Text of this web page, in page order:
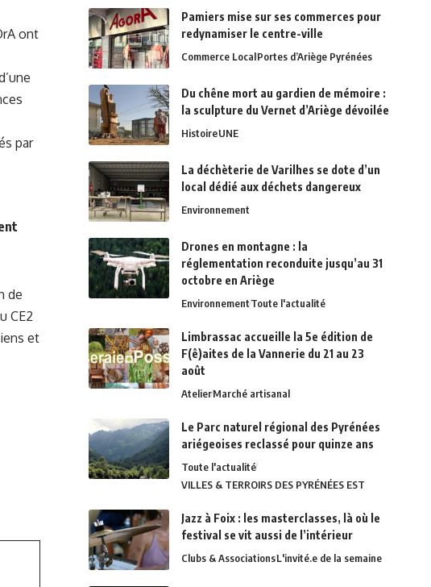
ont
par
de
CE2
et
Pamiers mise sur ses commerces pour
redynamiser le centre-ville
Commerce LocalPortes d’Ariège Pyrénées
Du chêne mort au gardien de mémoire :
la sculpture du Vernet d’Ariège dévoilée
HistoireUNE
La déchèterie de Varilhes se dote d’un
local dédié aux déchets dangereux
Environnement
Drones en montagne : la
réglementation reconduite jusqu’au 31
octobre en Ariège
EnvironnementToute l'actualité
Limbrassac accueille la 5e édition de
F(ê)aites de la Vannerie du 21 au 23
août
AtelierMarché artisanal
Le Parc naturel régional des Pyrénées
ariégeoises reclassé pour quinze ans
Toute l'actualité
VILLES & TERROIRS DES PYRÉNÉES EST
Jazz à Foix : les masterclasses, là où le
festival se vit aussi de l’intérieur
Clubs & AssociationsL'invité.e de la semaine